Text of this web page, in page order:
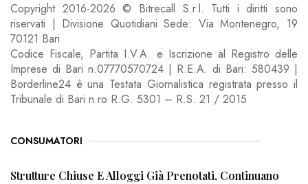
Copyright 2016-2026 © Bitrecall S.r.l. Tutti i diritti sono
riservati | Divisione Quotidiani Sede: Via Montenegro, 19
70121 Bari
Codice Fiscale, Partita I.V.A. e Iscrizione al Registro delle
Imprese di Bari n.07770570724 | R.E.A. di Bari: 580439 |
Borderline24 è una Testata Giornalistica registrata presso il
Tribunale di Bari n.ro R.G. 5301 – R.S. 21 / 2015
CONSUMATORI
Strutture Chiuse E Alloggi Già Prenotati, Continuano